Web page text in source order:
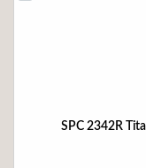
SPC 2342R